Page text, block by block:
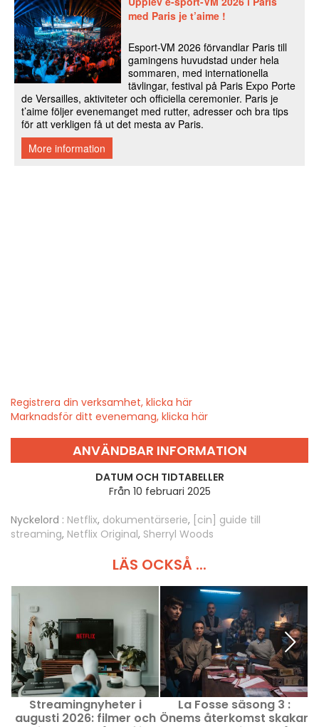
Registrera din verksamhet, klicka här
Marknadsför ditt evenemang, klicka här
ANVÄNDBAR INFORMATION
DATUM OCH TIDTABELLER
Från 10 februari 2025
Nyckelord : Netflix, dokumentärserie, [cin] guide till
streaming, Netflix Original, Sherryl Woods
LÄS OCKSÅ ...
Streamingnyheter i
augusti 2026: filmer och
La Fosse säsong 3 :
Önems återkomst skakar